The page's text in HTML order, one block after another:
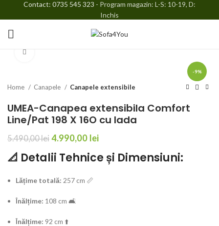
-9%
Home Canapele Canapele extensibile
UMEA-Canapea extensibila Comfort
Line/Pat 198 X 16O cu lada
5.490,00lei 4.990,00 lei
📐 Detalii Tehnice și Dimensiuni:
Lățime totală: 257 cm 📏
Înălțime: 108 cm 🛋️
Înălțime: 92 cm ⬆️
Contact: 0735 545 323 - Program magazin: L-S: 10-19, D:
Inchis